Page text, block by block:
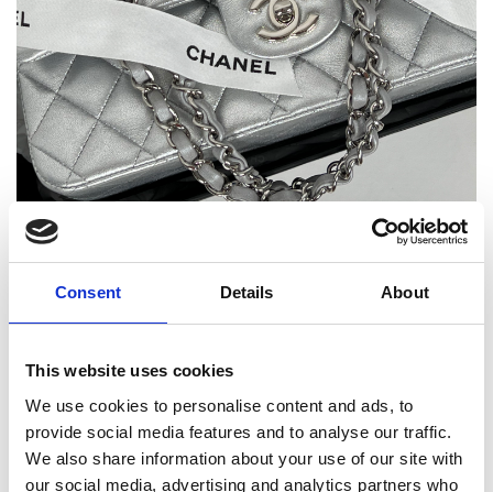
Consent Details About
This website uses cookies
We use cookies to personalise content and ads, to
provide social media features and to analyse our traffic.
We also share information about your use of our site with
our social media, advertising and analytics partners who
Tasker